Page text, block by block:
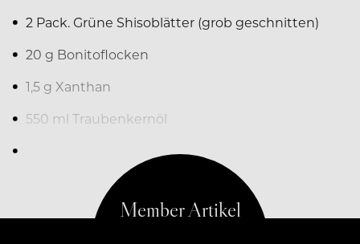
2 Pack. Grüne Shisoblätter (grob geschnitten)
20 g Bonitoflocken
1,5 g Xanthan
550 ml Traubenkernöl